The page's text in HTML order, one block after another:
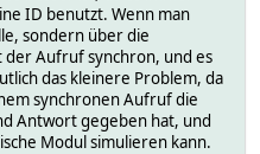
ID benutzt. Wenn man
sondern über die
Aufruf synchron, und es
das kleinere Problem, da
synchronen Aufruf die
Antwort gegeben hat, und
Modul simulieren kann.